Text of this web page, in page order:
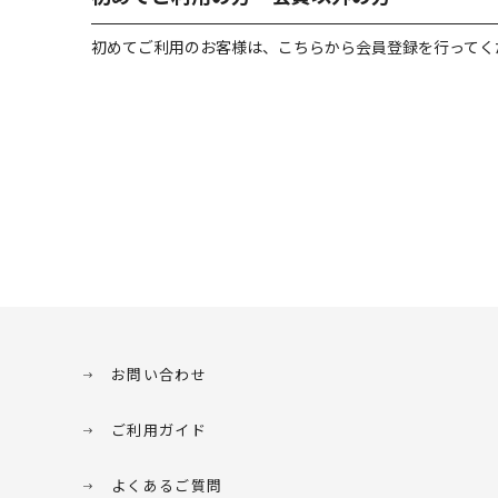
初めてご利用のお客様は、こちらから会員登録を行って
お問い合わせ
ご利用ガイド
よくあるご質問